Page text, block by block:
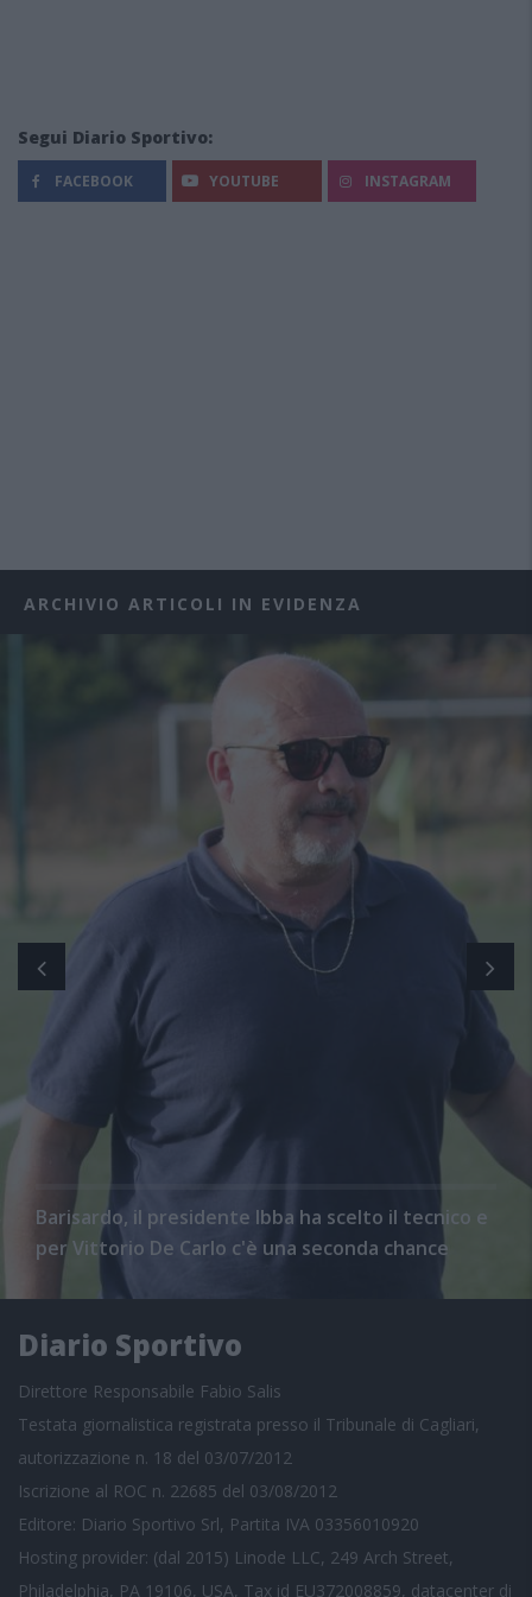
Segui Diario Sportivo:
FACEBOOK YOUTUBE INSTAGRAM
ARCHIVIO ARTICOLI IN EVIDENZA
Barisardo, il presidente Ibba ha scelto il tecnico e
per Vittorio De Carlo c'è una seconda chance
Diario Sportivo
Direttore Responsabile Fabio Salis
Testata giornalistica registrata presso il Tribunale di Cagliari,
autorizzazione n. 18 del 03/07/2012
Iscrizione al ROC n. 22685 del 03/08/2012
Editore: Diario Sportivo Srl, Partita IVA 03356010920
Hosting provider: (dal 2015) Linode LLC, 249 Arch Street,
Philadelphia, PA 19106, USA, Tax id EU372008859, datacenter di